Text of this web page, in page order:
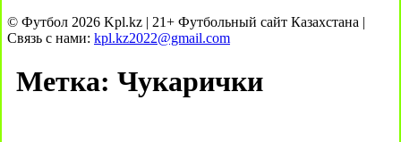
© Футбол 2026 Kpl.kz | 21+ Футбольный сайт Казахстана |
Связь с нами: kpl.kz2022@gmail.com
Метка: Чукарички